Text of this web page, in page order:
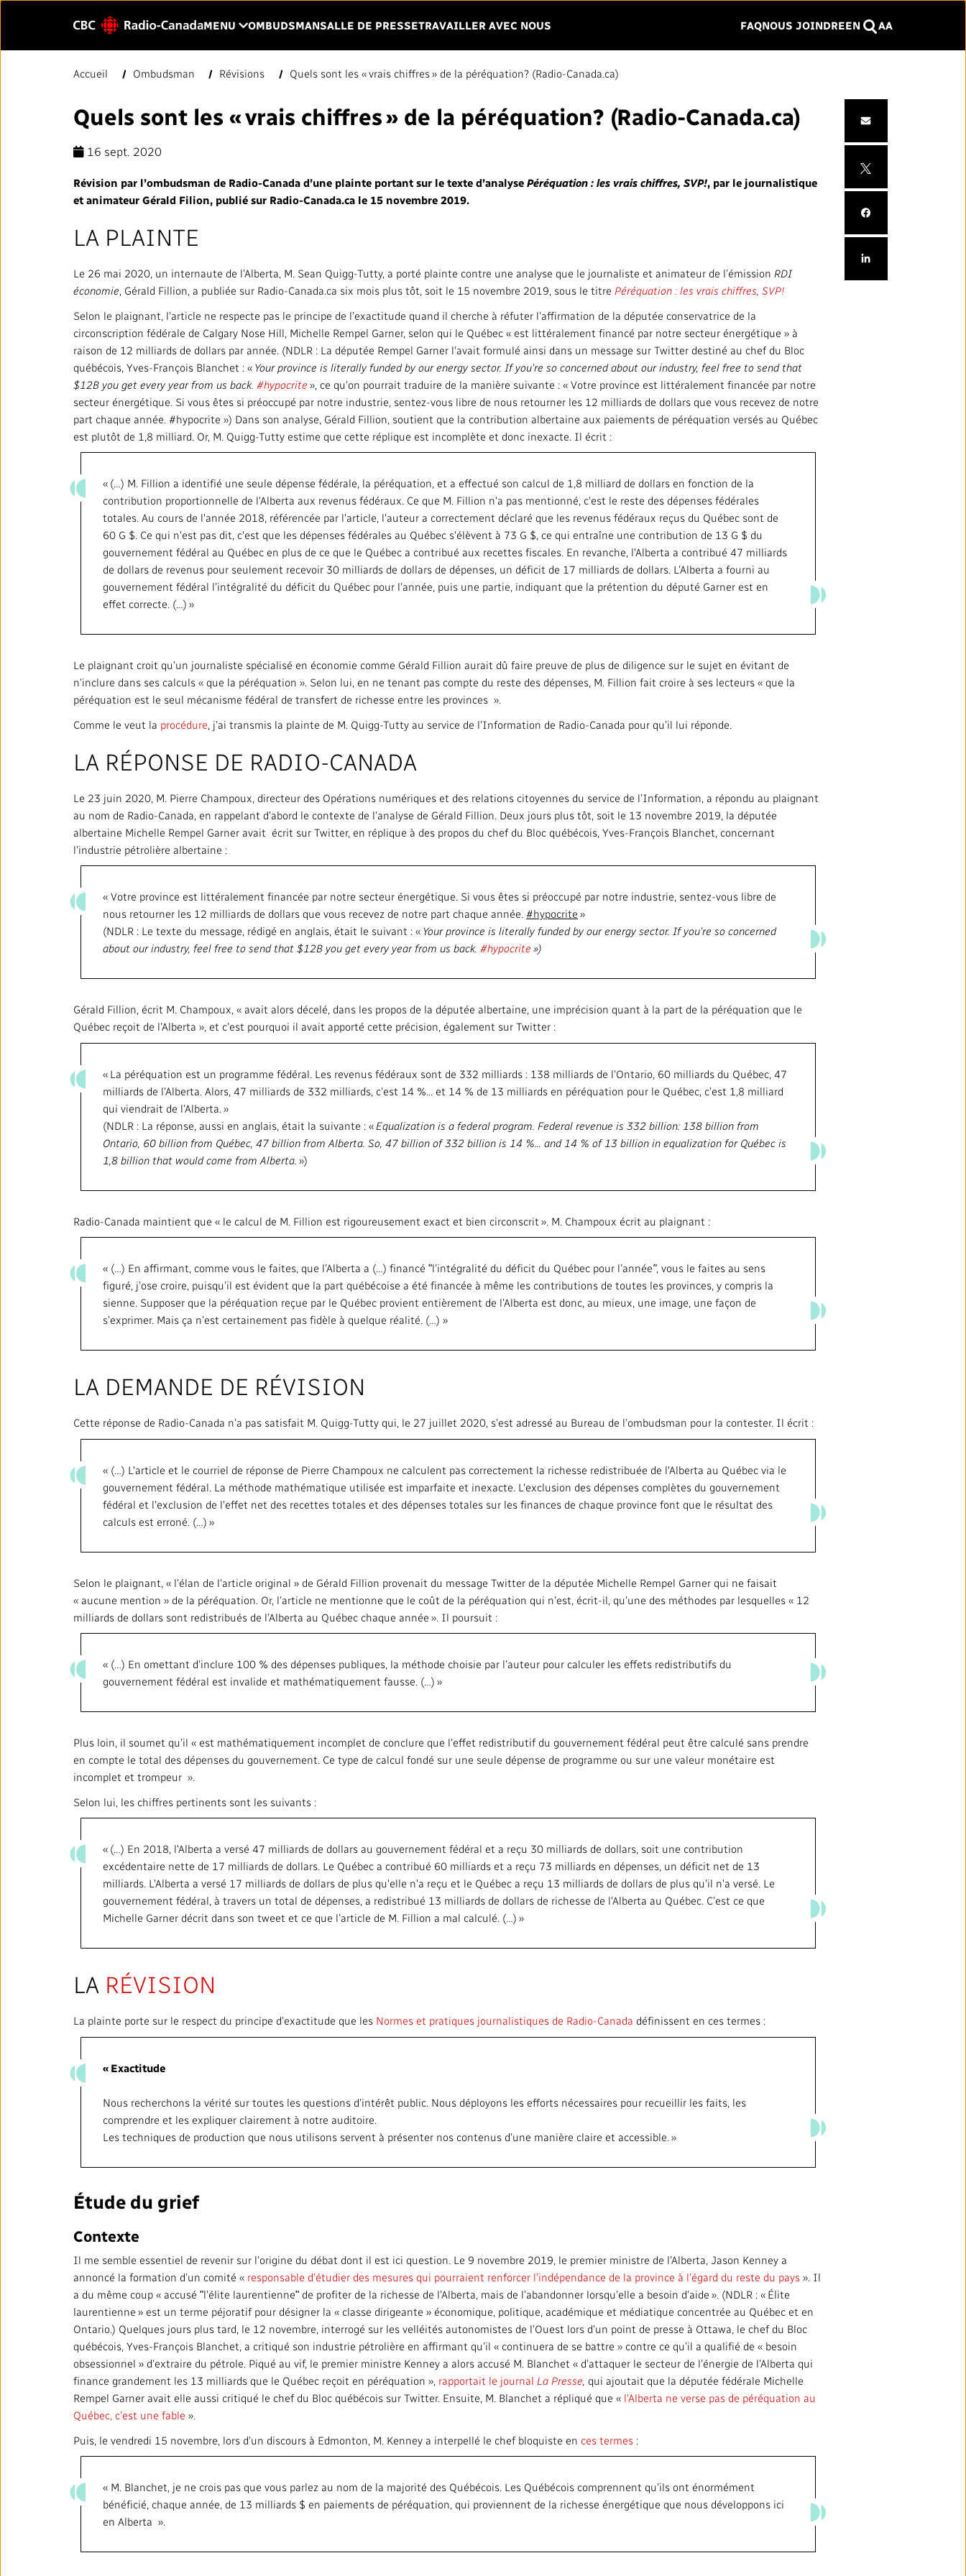
Menu
MENU CLIQUER POUR OUVRIR LE MENU
OMBUDSMANSALLE DE PRESSETRAVAILLER AVEC NOUS FAQNOUS JOINDREEN
AA
Entrer
à
PAGE D'ACCUEIL
LIENS RAPIDES
journalistiques (NPJ)
#CestAssez
Rapports annuels
Politiques institutionnelles
Salle de presse
Notre approche en matière
d’intelligence artificielle
Ombudsman
VOTRE CBC/RADIO-CANADA
À propos de nous
L'importance de la radiodiffusion
VISION
Stratégie
Syndicats et associations
Services français
Activités dans les communautés
TRANSPARENCE ET
ENGAGEMENT
Environnement
Accès à l'information
Bureau Valeurs et Éthique
Répertoire des médias locaux
#CestAssez
SERVICES
Nos services commerciaux
TRAVAILLER AVEC NOUS
Emplois
Partenaires et fournisseurs
RADIO-CANADA CBC STRATÉGIE SUIVEZ-NOUS :
Accueil Ombudsman Révisions Quels sont les « vrais chiffres » de la péréquation? (Radio-Canada.ca)
Quels sont les « vrais chiffres » de la péréquation? (Radio-Canada.ca)
16 sept. 2020
Révision par l’ombudsman de Radio-Canada d’une plainte portant sur le texte d’analyse Péréquation : les vrais chiffres, SVP!, par le journalistique
et animateur Gérald Filion, publié sur Radio-Canada.ca le 15 novembre 2019.
LA PLAINTE
Le 26 mai 2020, un internaute de l’Alberta, M. Sean Quigg-Tutty, a porté plainte contre une analyse que le journaliste et animateur de l’émission RDI
économie , Gérald Fillion, a publiée sur Radio-Canada.ca six mois plus tôt, soit le 15 novembre 2019, sous le titre Péréquation : les vrais chiffres, SVP!
Selon le plaignant, l’article ne respecte pas le principe de l’exactitude quand il cherche à réfuter l’affirmation de la députée conservatrice de la
circonscription fédérale de Calgary Nose Hill, Michelle Rempel Garner, selon qui le Québec « est littéralement financé par notre secteur énergétique » à
raison de 12 milliards de dollars par année. (NDLR : La députée Rempel Garner l’avait formulé ainsi dans un message sur Twitter destiné au chef du Bloc
québécois, Yves-François Blanchet : « Your province is literally funded by our energy sector. If you're so concerned about our industry, feel free to send that
$12B you get every year from us back. #hypocrite », ce qu’on pourrait traduire de la manière suivante : « Votre province est littéralement financée par notre
secteur énergétique. Si vous êtes si préoccupé par notre industrie, sentez-vous libre de nous retourner les 12 milliards de dollars que vous recevez de notre
part chaque année. #hypocrite ») Dans son analyse, Gérald Fillion, soutient que la contribution albertaine aux paiements de péréquation versés au Québec
est plutôt de 1,8 milliard. Or, M. Quigg-Tutty estime que cette réplique est incomplète et donc inexacte. Il écrit :
« (…) M. Fillion a identifié une seule dépense fédérale, la péréquation, et a effectué son calcul de 1,8 milliard de dollars en fonction de la
contribution proportionnelle de l'Alberta aux revenus fédéraux. Ce que M. Fillion n'a pas mentionné, c'est le reste des dépenses fédérales
totales. Au cours de l'année 2018, référencée par l'article, l'auteur a correctement déclaré que les revenus fédéraux reçus du Québec sont de
60 G $. Ce qui n'est pas dit, c'est que les dépenses fédérales au Québec s'élèvent à 73 G $, ce qui entraîne une contribution de 13 G $ du
gouvernement fédéral au Québec en plus de ce que le Québec a contribué aux recettes fiscales. En revanche, l'Alberta a contribué 47 milliards
de dollars de revenus pour seulement recevoir 30 milliards de dollars de dépenses, un déficit de 17 milliards de dollars. L’Alberta a fourni au
gouvernement fédéral l’intégralité du déficit du Québec pour l’année, puis une partie, indiquant que la prétention du député Garner est en
effet correcte. (…) »
Le plaignant croit qu’un journaliste spécialisé en économie comme Gérald Fillion aurait dû faire preuve de plus de diligence sur le sujet en évitant de
n’inclure dans ses calculs « que la péréquation ». Selon lui, en ne tenant pas compte du reste des dépenses, M. Fillion fait croire à ses lecteurs « que la
péréquation est le seul mécanisme fédéral de transfert de richesse entre les provinces ».
Comme le veut la procédure , j’ai transmis la plainte de M. Quigg-Tutty au service de l’Information de Radio-Canada pour qu’il lui réponde.
LA RÉPONSE DE RADIO-CANADA
Le 23 juin 2020, M. Pierre Champoux, directeur des Opérations numériques et des relations citoyennes du service de l’Information, a répondu au plaignant
au nom de Radio-Canada, en rappelant d’abord le contexte de l’analyse de Gérald Fillion. Deux jours plus tôt, soit le 13 novembre 2019, la députée
albertaine Michelle Rempel Garner avait écrit sur Twitter, en réplique à des propos du chef du Bloc québécois, Yves-François Blanchet, concernant
l’industrie pétrolière albertaine :
« Votre province est littéralement financée par notre secteur énergétique. Si vous êtes si préoccupé par notre industrie, sentez-vous libre de
nous retourner les 12 milliards de dollars que vous recevez de notre part chaque année. #hypocrite »
(NDLR : Le texte du message, rédigé en anglais, était le suivant : « Your province is literally funded by our energy sector. If you're so concerned
about our industry, feel free to send that $12B you get every year from us back. #hypocrite »)
Gérald Fillion, écrit M. Champoux, « avait alors décelé, dans les propos de la députée albertaine, une imprécision quant à la part de la péréquation que le
Québec reçoit de l’Alberta », et c’est pourquoi il avait apporté cette précision, également sur Twitter :
« La péréquation est un programme fédéral. Les revenus fédéraux sont de 332 milliards : 138 milliards de l’Ontario, 60 milliards du Québec, 47
milliards de l’Alberta. Alors, 47 milliards de 332 milliards, c’est 14 %... et 14 % de 13 milliards en péréquation pour le Québec, c’est 1,8 milliard
qui viendrait de l’Alberta. »
(NDLR : La réponse, aussi en anglais, était la suivante : « Equalization is a federal program. Federal revenue is 332 billion: 138 billion from
Ontario, 60 billion from Québec, 47 billion from Alberta. So, 47 billion of 332 billion is 14 %... and 14 % of 13 billion in equalization for Québec is
1,8 billion that would come from Alberta. »)
Radio-Canada maintient que « le calcul de M. Fillion est rigoureusement exact et bien circonscrit ». M. Champoux écrit au plaignant :
« (…) En affirmant, comme vous le faites, que l’Alberta a (…) financé ʺl’intégralité du déficit du Québec pour l’annéeʺ, vous le faites au sens
figuré, j’ose croire, puisqu’il est évident que la part québécoise a été financée à même les contributions de toutes les provinces, y compris la
sienne. Supposer que la péréquation reçue par le Québec provient entièrement de l’Alberta est donc, au mieux, une image, une façon de
s’exprimer. Mais ça n’est certainement pas fidèle à quelque réalité. (…) »
LA DEMANDE DE RÉVISION
Cette réponse de Radio-Canada n’a pas satisfait M. Quigg-Tutty qui, le 27 juillet 2020, s’est adressé au Bureau de l’ombudsman pour la contester. Il écrit :
« (…) L'article et le courriel de réponse de Pierre Champoux ne calculent pas correctement la richesse redistribuée de l'Alberta au Québec via le
gouvernement fédéral. La méthode mathématique utilisée est imparfaite et inexacte. L'exclusion des dépenses complètes du gouvernement
fédéral et l'exclusion de l'effet net des recettes totales et des dépenses totales sur les finances de chaque province font que le résultat des
calculs est erroné. (…) »
Selon le plaignant, « l’élan de l’article original » de Gérald Fillion provenait du message Twitter de la députée Michelle Rempel Garner qui ne faisait
« aucune mention » de la péréquation. Or, l’article ne mentionne que le coût de la péréquation qui n’est, écrit-il, qu’une des méthodes par lesquelles « 12
milliards de dollars sont redistribués de l’Alberta au Québec chaque année ». Il poursuit :
« (…) En omettant d’inclure 100 % des dépenses publiques, la méthode choisie par l’auteur pour calculer les effets redistributifs du
gouvernement fédéral est invalide et mathématiquement fausse. (…) »
Plus loin, il soumet qu’il « est mathématiquement incomplet de conclure que l’effet redistributif du gouvernement fédéral peut être calculé sans prendre
en compte le total des dépenses du gouvernement. Ce type de calcul fondé sur une seule dépense de programme ou sur une valeur monétaire est
incomplet et trompeur ».
Selon lui, les chiffres pertinents sont les suivants :
« (…) En 2018, l'Alberta a versé 47 milliards de dollars au gouvernement fédéral et a reçu 30 milliards de dollars, soit une contribution
excédentaire nette de 17 milliards de dollars. Le Québec a contribué 60 milliards et a reçu 73 milliards en dépenses, un déficit net de 13
milliards. L'Alberta a versé 17 milliards de dollars de plus qu'elle n'a reçu et le Québec a reçu 13 milliards de dollars de plus qu'il n'a versé. Le
gouvernement fédéral, à travers un total de dépenses, a redistribué 13 milliards de dollars de richesse de l'Alberta au Québec. C’est ce que
Michelle Garner décrit dans son tweet et ce que l’article de M. Fillion a mal calculé. (…) »
LA RÉVISION
La plainte porte sur le respect du principe d’exactitude que les Normes et pratiques journalistiques de Radio-Canada définissent en ces termes :
« Exactitude
Nous recherchons la vérité sur toutes les questions d’intérêt public. Nous déployons les efforts nécessaires pour recueillir les faits, les
comprendre et les expliquer clairement à notre auditoire.
Les techniques de production que nous utilisons servent à présenter nos contenus d’une manière claire et accessible. »
Étude du grief
Contexte
Il me semble essentiel de revenir sur l’origine du débat dont il est ici question. Le 9 novembre 2019, le premier ministre de l’Alberta, Jason Kenney a
annoncé la formation d’un comité « responsable d’étudier des mesures qui pourraient renforcer l’indépendance de la province à l’égard du reste du pays ». Il
a du même coup « accusé ʺl’élite laurentienneʺ de profiter de la richesse de l’Alberta, mais de l’abandonner lorsqu’elle a besoin d’aide ». (NDLR : « Élite
laurentienne » est un terme péjoratif pour désigner la « classe dirigeante » économique, politique, académique et médiatique concentrée au Québec et en
Ontario.) Quelques jours plus tard, le 12 novembre, interrogé sur les velléités autonomistes de l’Ouest lors d’un point de presse à Ottawa, le chef du Bloc
québécois, Yves-François Blanchet, a critiqué son industrie pétrolière en affirmant qu’il « continuera de se battre » contre ce qu’il a qualifié de « besoin
obsessionnel » d’extraire du pétrole. Piqué au vif, le premier ministre Kenney a alors accusé M. Blanchet « d’attaquer le secteur de l’énergie de l’Alberta qui
finance grandement les 13 milliards que le Québec reçoit en péréquation », rapportait le journal La Presse qui ajoutait que la députée fédérale Michelle
Rempel Garner avait elle aussi critiqué le chef du Bloc québécois sur Twitter. Ensuite, M. Blanchet a répliqué que « l’Alberta ne verse pas de péréquation au
Québec, c’est une fable ».
Puis, le vendredi 15 novembre, lors d’un discours à Edmonton, M. Kenney a interpellé le chef bloquiste en ces termes :
« M. Blanchet, je ne crois pas que vous parlez au nom de la majorité des Québécois. Les Québécois comprennent qu’ils ont énormément
bénéficié, chaque année, de 13 milliards $ en paiements de péréquation, qui proviennent de la richesse énergétique que nous développons ici
en Alberta ».